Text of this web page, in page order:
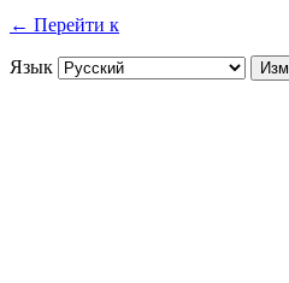
← Перейти к
Язык